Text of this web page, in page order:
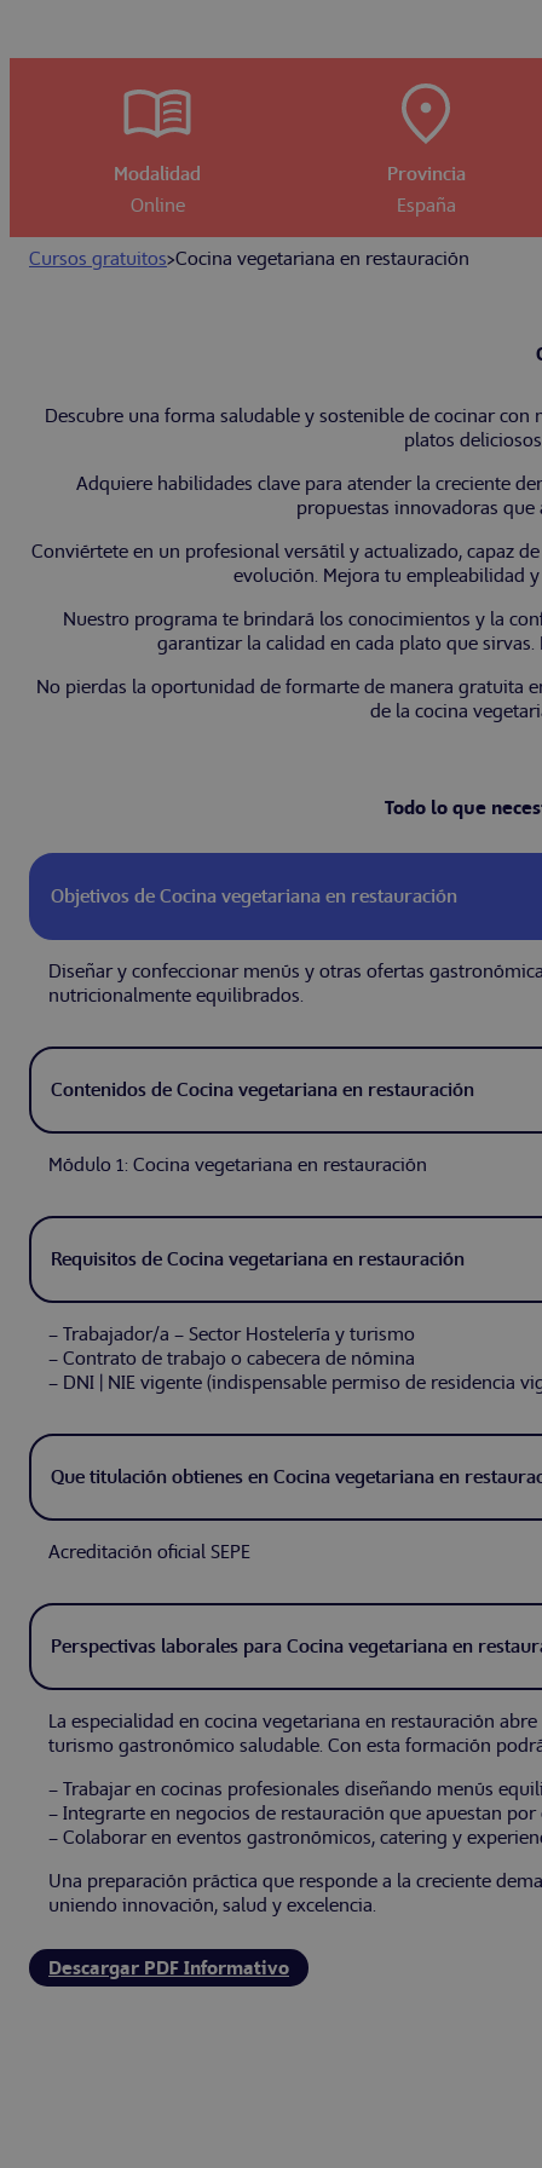
Modalidad
Online
Provincia
España
Cursos gratuitos>Cocina vegetariana en restauración
Descubre una forma saludable y sostenible de cocinar
platos
Adquiere habilidades clave para atender la creciente
propuestas innovadoras
Conviértete en un profesional versátil y actualizado, capaz
evolución. Mejora tu empleabilidad
Nuestro programa te brindará los conocimientos y la
garantizar la calidad en cada plato que
No pierdas la oportunidad de formarte de manera gratuita
de la cocina
Todo lo que
Objetivos de Cocina vegetariana en restauración
Diseñar y confeccionar menús y otras ofertas
nutricionalmente equilibrados.
Contenidos de Cocina vegetariana en restauración
Módulo 1: Cocina vegetariana en restauración
Requisitos de Cocina vegetariana en restauración
– Trabajador/a – Sector Hostelería y turismo
– Contrato de trabajo o cabecera de nómina
– DNI | NIE vigente (indispensable permiso de residencia
Que titulación obtienes en Cocina vegetariana en
Acreditación oficial SEPE
Perspectivas laborales para Cocina vegetariana en
La especialidad en cocina vegetariana en restauración
turismo gastronómico saludable. Con esta formación
– Trabajar en cocinas profesionales diseñando menús
– Integrarte en negocios de restauración que apuestan
– Colaborar en eventos gastronómicos, catering y
Una preparación práctica que responde a la creciente
uniendo innovación, salud y excelencia.
Descargar PDF Informativo